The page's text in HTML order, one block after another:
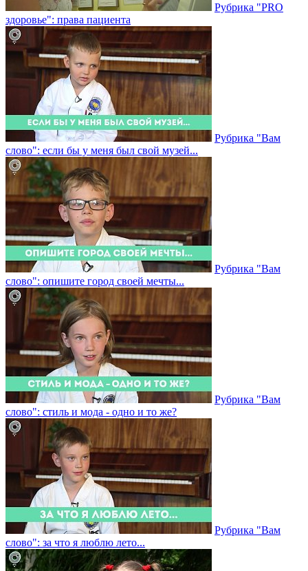
Рубрика "PRO
здоровье": права пациента
Рубрика "Вам
слово": если бы у меня был свой музей...
Рубрика "Вам
слово": опишите город своей мечты...
Рубрика "Вам
слово": стиль и мода - одно и то же?
Рубрика "Вам
слово": за что я люблю лето...